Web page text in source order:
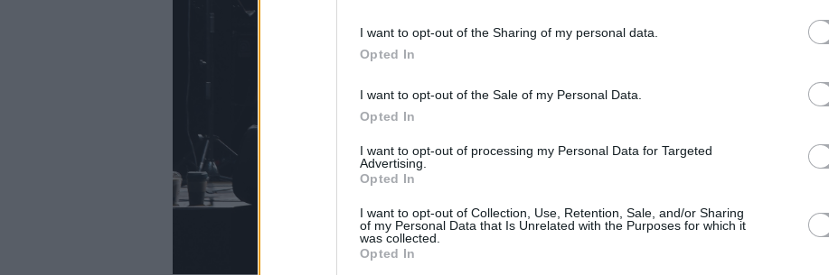
I want to opt-out of the Sharing of my personal data.
Opted In
I want to opt-out of the Sale of my Personal Data.
Opted In
I want to opt-out of processing my Personal Data for Targeted
Advertising.
Opted In
I want to opt-out of Collection, Use, Retention, Sale, and/or Sharing
of my Personal Data that Is Unrelated with the Purposes for which it
was collected.
Opted In